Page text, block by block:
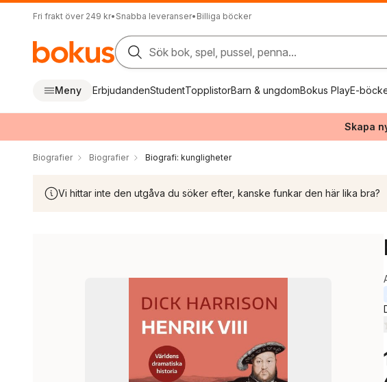
Fri frakt över 249 kr• Snabba leveranser• Billiga böcker
Sök bok, spel, pussel, penna...
Meny ErbjudandenStudentTopplistorBarn & ungdomBokus PlayE-
Skapa
Biografier Biografier Biografi: kungligheter
Vi hittar inte den utgåva du söker efter, kanske funkar den här lika bra?